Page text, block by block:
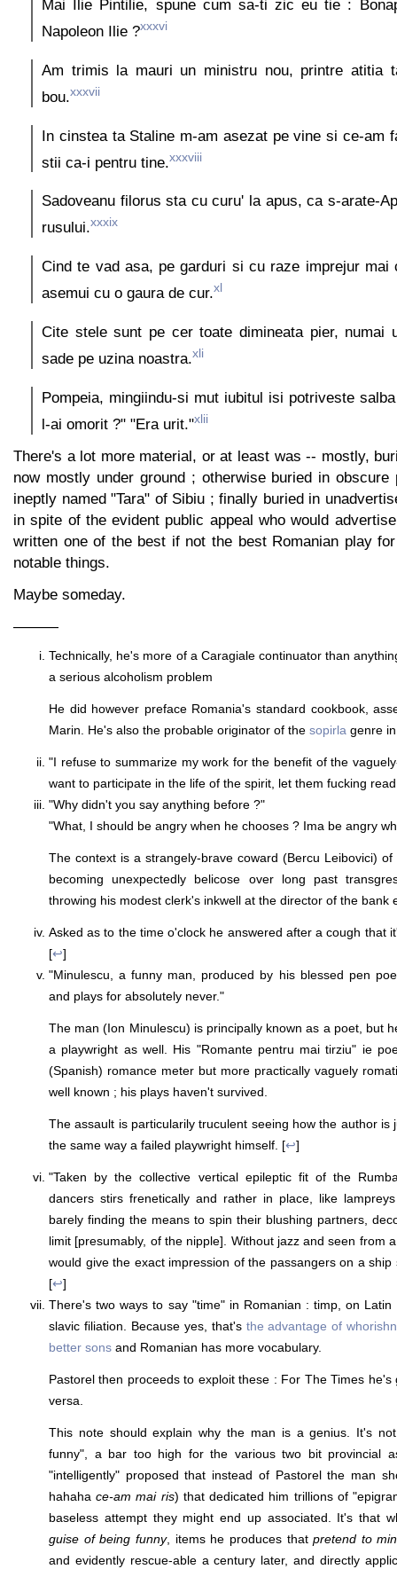
Mai Ilie Pintilie, spune cum sa-ti zic eu tie :
Napoleon Ilie ?xxxvi
Am trimis la mauri un ministru nou, printre atitia
bou.xxxvii
In cinstea ta Staline m-am asezat pe vine si ce-am
stii ca-i pentru tine.xxxviii
Sadoveanu filorus sta cu curu' la apus, ca s-arate-
rusului.xxxix
Cind te vad asa, pe garduri si cu raze imprejur mai
asemui cu o gaura de cur.xl
Cite stele sunt pe cer toate dimineata pier, numai
sade pe uzina noastra.xli
Pompeia, mingiindu-si mut iubitul isi potriveste
l-ai omorit ?" "Era urit."xlii
There's a lot more material, or at least was -- mostly,
now mostly under ground ; otherwise buried in
ineptly named "Tara" of Sibiu ; finally buried in
in spite of the evident public appeal who would
written one of the best if not the best Romanian play
notable things.
Maybe someday.
———
Technically, he's more of a Caragiale continuator than
a serious alcoholism problem
He did however preface Romania's standard cookbook,
Marin. He's also the probable originator of the sopirla genre
"I refuse to summarize my work for the benefit of the
want to participate in the life of the spirit, let them fucking
"Why didn't you say anything before ?"
"What, I should be angry when he chooses ? Ima be angry
The context is a strangely-brave coward (Bercu Leibovici)
becoming unexpectedly belicose over long past
throwing his modest clerk's inkwell at the director of the bank
Asked as to the time o'clock he answered after a cough that
[↩]
"Minulescu, a funny man, produced by his blessed pen
and plays for absolutely never."
The man (Ion Minulescu) is principally known as a poet, but
a playwright as well. His "Romante pentru mai tirziu" ie
(Spanish) romance meter but more practically vaguely
well known ; his plays haven't survived.
The assault is particularily truculent seeing how the author is
the same way a failed playwright himself. [↩]
"Taken by the collective vertical epileptic fit of the
dancers stirs frenetically and rather in place, like
barely finding the means to spin their blushing partners,
limit [presumably, of the nipple]. Without jazz and seen from
would give the exact impression of the passangers on a ship
[↩]
There's two ways to say "time" in Romanian : timp, on
slavic filiation. Because yes, that's the advantage of
better sons and Romanian has more vocabulary.
Pastorel then proceeds to exploit these : For The Times
versa.
This note should explain why the man is a genius. It's
funny", a bar too high for the various two bit provincial
"intelligently" proposed that instead of Pastorel the man
hahahace-am mai ris) that dedicated him trillions of
baseless attempt they might end up associated. It's that
guise of being funny, items he produces thatpretend to
and evidently rescue-able a century later, and directly